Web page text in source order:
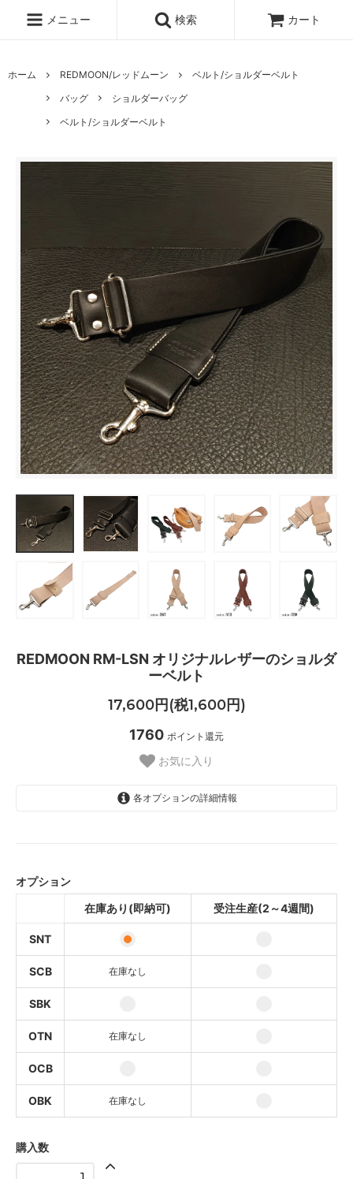
メニュー 検索 カート
ホーム REDMOON/レッドムーン
ベルト/ショルダーベルト
バッグ
ショルダーバッグ
ベルト/ショルダーベルト
REDMOON RM-LSN オリジナルレザーのショルダ
ーベルト
17,600円(税1,600円)
1760 ポイント還元
お気に入り
各オプションの詳細情報
SOLD OUT
オプション
在庫あり(即納可)
受注生産(2～4週間)
SNT
SCB 在庫なし
SBK
OTN 在庫なし
OCB
OBK 在庫なし
購入数